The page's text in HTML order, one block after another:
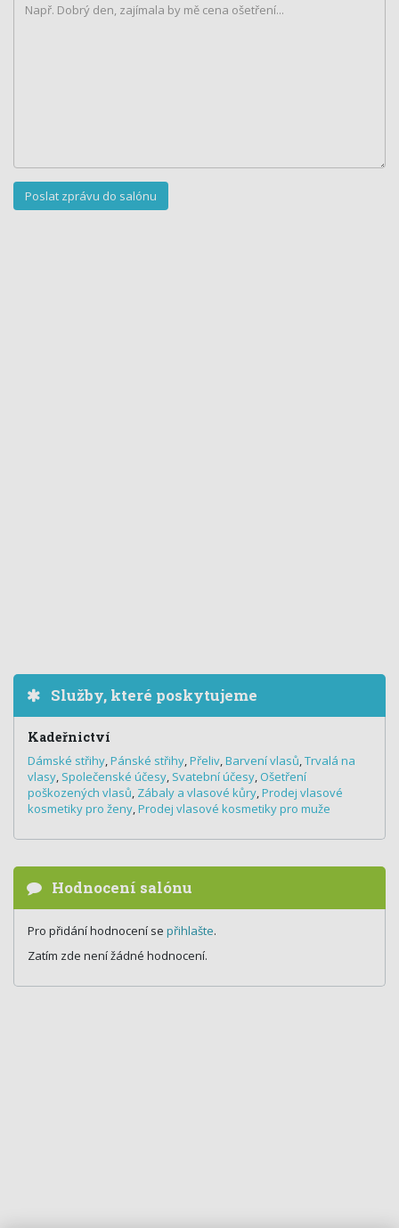
Služby, které poskytujeme
Kadeřnictví
Dámské střihy,Pánské střihy,Přeliv,Barvení vlasů,Trvalá na
vlasy, Společenské účesy, Svatební účesy, Ošetření
poškozených vlasů, Zábaly a vlasové kůry,Prodej vlasové
kosmetiky pro ženy,Prodej vlasové kosmetiky pro muže
Hodnocení salónu
Pro přidání hodnocení se přihlašte.
Zatím zde není žádné hodnocení.